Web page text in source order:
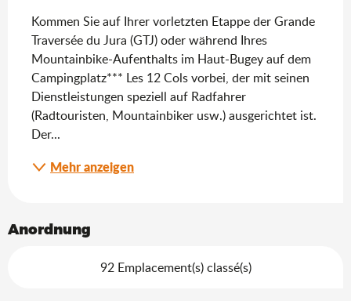
Kommen Sie auf Ihrer vorletzten Etappe der Grande
Traversée du Jura (GTJ) oder während Ihres
Mountainbike-Aufenthalts im Haut-Bugey auf dem
Campingplatz*** Les 12 Cols vorbei, der mit seinen
Dienstleistungen speziell auf Radfahrer
(Radtouristen, Mountainbiker usw.) ausgerichtet ist.
Der...
Mehr anzeigen
Anordnung
92 Emplacement(s) classé(s)